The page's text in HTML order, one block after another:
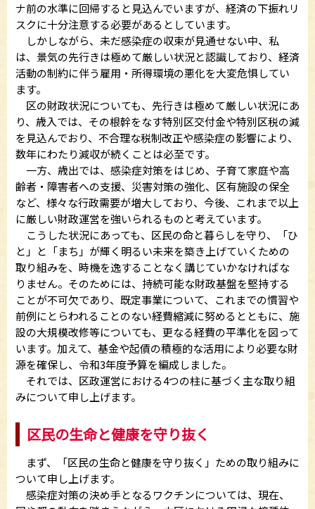
ナ前の水準に回帰すると見込んでいますが、経済の下振れリ
スクに十分注意する必要があるとしています。
しかしながら、未だ感染症の収束が見通せない中、私
は、景気の先行きは極めて厳しい状況と認識しており、経済
活動の制約に伴う雇用・所得環境の悪化を大変危惧してい
ます。
区の財政状況についても、先行きは極めて厳しい状況にあ
り、歳入では、その根幹をなす特別区交付金や特別区税の減
を見込んでおり、不合理な税制改正や感染症の影響により、
数年にわたり減収が続くことは必至です。
一方、歳出では、感染症対策をはじめ、子育て家庭や高
齢者・障害者への支援、災害対策の強化、区有施設の保全
など、様々な行政需要が増大しており、今後、これまで以上
に厳しい財政運営を強いられるものと考えています。
こうした状況にあっても、区民の命と暮らしを守り、「ひ
と」と「まち」が輝く明るい未来を築き上げていくための
取り組みを、時機を逸することなく講じていかなければな
りません。そのためには、持続可能な財政基盤を堅持する
ことが不可欠であり、既定事業について、これまでの慣習や
前例にとらわれることのない経費縮減に努めるとともに、施
設の大規模改修等についても、更なる経費の平準化を図って
います。加えて、基金や起債の積極的な活用により必要な財
源を確保し、令和3年度予算を編成しました。
それでは、区政運営における4つの柱に基づく主な取り組
みについて申し上げます。
区民の生命と健康を守り抜く
まず、「区民の生命と健康を守り抜く」ための取り組みに
ついて申し上げます。
感染症対策の決め手となるワクチンについては、現在、